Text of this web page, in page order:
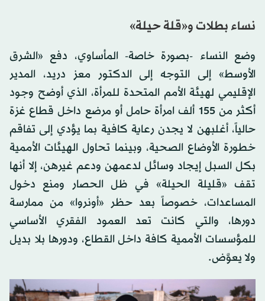
نساء بطلات و«قلة حيلة»
وضع النساء -بصورة خاصة- المأساوي، دفع «الشرق
الأوسط» إلى التوجه إلى الدكتور معز دريد، المدير
الإقليمي لهيئة الأمم المتحدة للمرأة، الذي أوضح وجود
أكثر من 155 ألف امرأة حامل أو مرضع داخل قطاع غزة
حالياً، أغلبهن لا يجدن رعاية كافية بما يؤدي إلى تفاقم
خطورة الأوضاع الصحية، وبينما تحاول الهيئات الأممية
بكل السبل إيجاد وسائل لدعمهن ودعم غيرهن، إلا أنها
تقف «قليلة الحيلة» في ظل الحصار ومنع دخول
المساعدات، خصوصاً بعد حظر «أونروا» من ممارسة
دورها، والتي كانت تعد العمود الفقري الأساسي
للمؤسسات الأممية كافة داخل القطاع، ودورها بلا بديل
ولا يعوَّض.